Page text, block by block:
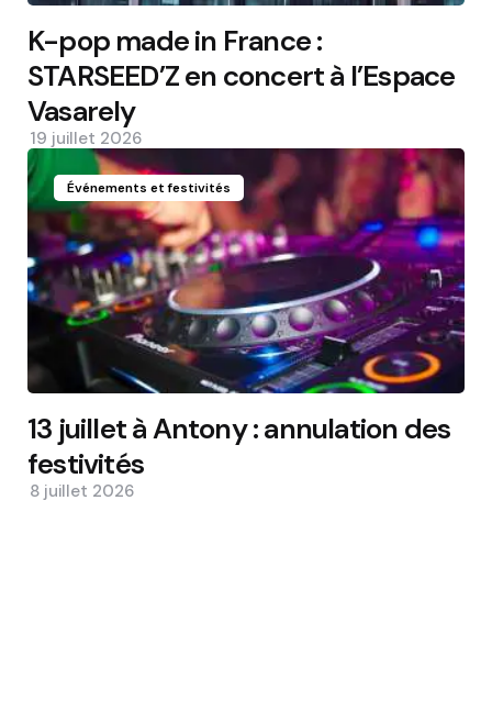
K-pop made in France :
STARSEED’Z en concert à l’Espace
Vasarely
19 juillet 2026
Événements et festivités
13 juillet à Antony : annulation des
festivités
8 juillet 2026